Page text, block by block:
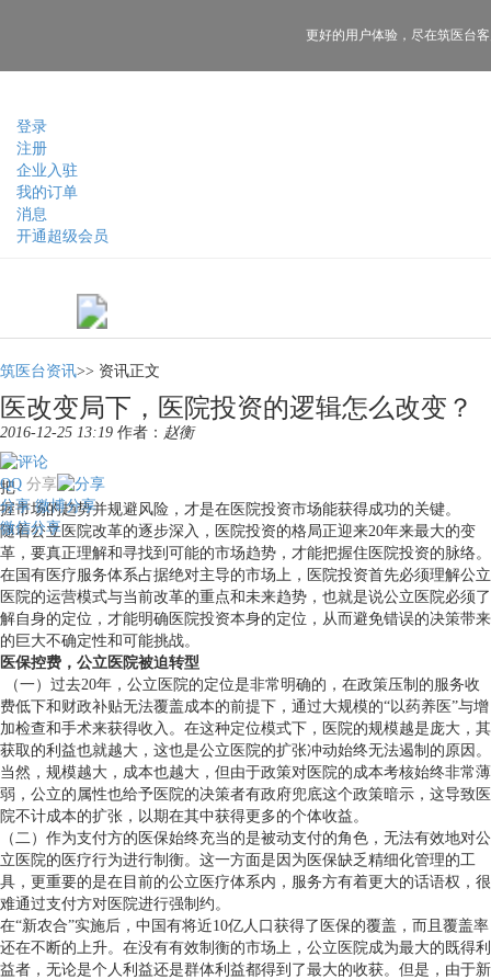
登录
注册
企业入驻
我的订单
消息
开通超级会员
更好的用户体验， 尽在筑医台
筑医台资讯>> 资讯正文
医改变局下，医院投资的逻辑怎么改变？
2016-12-25 13:19 作者： 赵衡
分享
QQ
分享 微博分享
微信分享
把
握市场的趋势并规避风险，才是在医院投资市场能获得成功的关键。
随着公立医院改革的逐步深入，医院投资的格局正迎来20年来最大的变
革，要真正理解和寻找到可能的市场趋势，才能把握住医院投资的脉络。
在国有医疗服务体系占据绝对主导的市场上，医院投资首先必须理解公立
医院的运营模式与当前改革的重点和未来趋势，也就是说公立医院必须了
解自身的定位，才能明确医院投资本身的定位，从而避免错误的决策带来
的巨大不确定性和可能挑战。
医保控费，公立医院被迫转型
（一）过去20年，公立医院的定位是非常明确的，在政策压制的服务收
费低下和财政补贴无法覆盖成本的前提下，通过大规模的“以药养医”与增
加检查和手术来获得收入。在这种定位模式下，医院的规模越是庞大，其
获取的利益也就越大，这也是公立医院的扩张冲动始终无法遏制的原因。
当然，规模越大，成本也越大，但由于政策对医院的成本考核始终非常薄
弱，公立的属性也给予医院的决策者有政府兜底这个政策暗示，这导致医
院不计成本的扩张，以期在其中获得更多的个体收益。
（二）作为支付方的医保始终充当的是被动支付的角色，无法有效地对公
立医院的医疗行为进行制衡。这一方面是因为医保缺乏精细化管理的工
具，更重要的是在目前的公立医疗体系内，服务方有着更大的话语权，很
难通过支付方对医院进行强制约。
在“新农合”实施后，中国有将近10亿人口获得了医保的覆盖，而且覆盖率
还在不断的上升。在没有有效制衡的市场上，公立医院成为最大的既得利
益者，无论是个人利益还是群体利益都得到了最大的收获。但是，由于新